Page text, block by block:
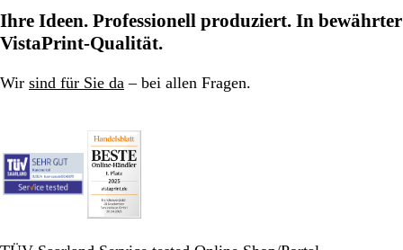
Seite
Seite
Seite
Ihre Ideen. Professionell produziert. In bewährter
VistaPrint-Qualität.
Wir sind für Sie da – bei allen Fragen.